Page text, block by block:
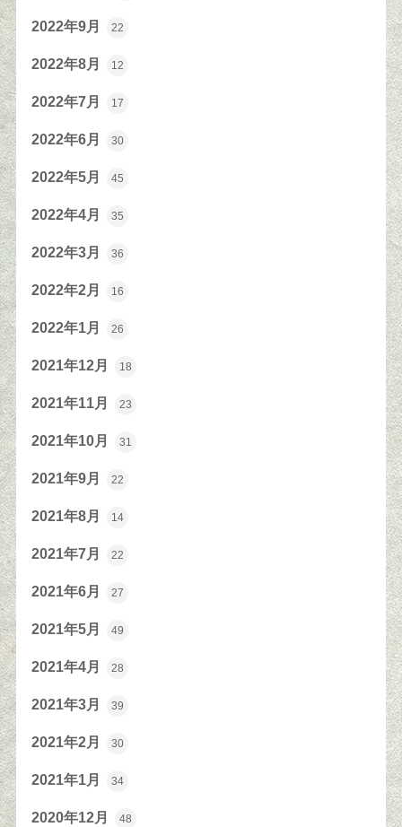
2022年9月 22
2022年8月 12
2022年7月 17
2022年6月 30
2022年5月 45
2022年4月 35
2022年3月 36
2022年2月 16
2022年1月 26
2021年12月 18
2021年11月 23
2021年10月 31
2021年9月 22
2021年8月 14
2021年7月 22
2021年6月 27
2021年5月 49
2021年4月 28
2021年3月 39
2021年2月 30
2021年1月 34
2020年12月 48